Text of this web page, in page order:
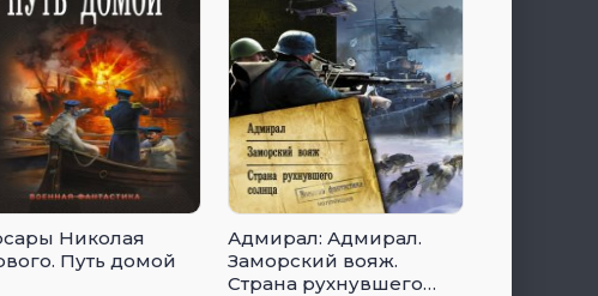
Николая
Путь домой
Адмирал: Адмирал.
Заморский вояж.
Страна рухнувшего